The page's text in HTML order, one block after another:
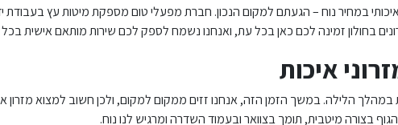
במחיר נוח – הגעתם למקום הנכון. חברת מפעלי טום מספקת מיטות עץ בעבודת יד
בחולון זמינה לכם כאן בכל עת, ואנחנו נשמח לספק לכם שירות מותאם אישית
איכות
הלילה. במשך הזמן הזה, אנחנו זזים ממקום למקום, ולכן חשוב למצוא מזרון
בצורה מיטבית, תומך בצוואר ובעמוד השדרה ומרגיש לנו נוח.